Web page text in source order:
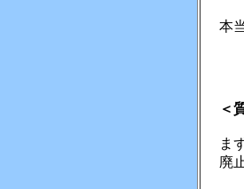
本当
＜
ま
廃